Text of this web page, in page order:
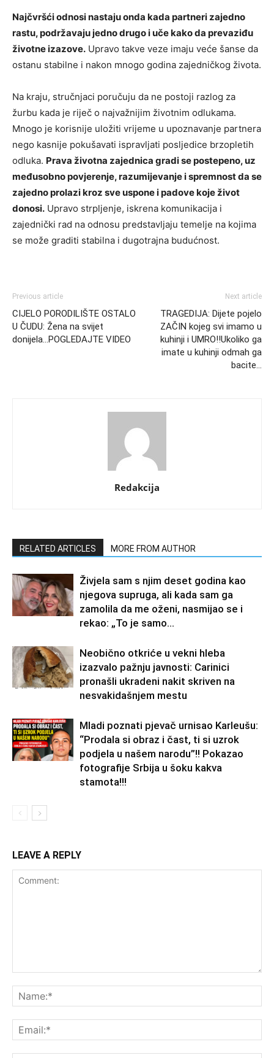
Najčvršći odnosi nastaju onda kada partneri zajedno
rastu, podržavaju jedno drugo i uče kako da prevaziđu
životne izazove. Upravo takve veze imaju veće šanse da
ostanu stabilne i nakon mnogo godina zajedničkog života.
Na kraju, stručnjaci poručuju da ne postoji razlog za
žurbu kada je riječ o najvažnijim životnim odlukama.
Mnogo je korisnije uložiti vrijeme u upoznavanje partnera
nego kasnije pokušavati ispravljati posljedice brzopletih
odluka. Prava životna zajednica gradi se postepeno, uz
međusobno povjerenje, razumijevanje i spremnost da se
zajedno prolazi kroz sve uspone i padove koje život
donosi. Upravo strpljenje, iskrena komunikacija i
zajednički rad na odnosu predstavljaju temelje na kojima
se može graditi stabilna i dugotrajna budućnost.
Previous article
CIJELO PORODILIŠTE OSTALO
U ČUDU: Žena na svijet
donijela…POGLEDAJTE VIDEO
Next article
TRAGEDIJA: Dijete pojelo
ZAČIN kojeg svi imamo u
kuhinji i UMRO!!Ukoliko ga
imate u kuhinji odmah ga
bacite…
Redakcija
RELATED ARTICLES MORE FROM AUTHOR
Živjela sam s njim deset godina kao
njegova supruga, ali kada sam ga
zamolila da me oženi, nasmijao se i
rekao: „To je samo...
Neobično otkriće u vekni hleba
izazvalo pažnju javnosti: Carinici
pronašli ukradeni nakit skriven na
nesvakidašnjem mestu
Mladi poznati pjevač urnisao Karleušu:
“Prodala si obraz i čast, ti si uzrok
podjela u našem narodu”!! Pokazao
fotografije Srbija u šoku kakva
stamota!!!
LEAVE A REPLY